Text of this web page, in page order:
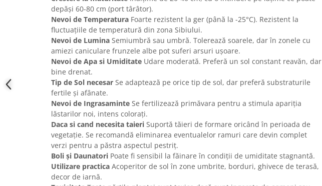
depăși 60-80 cm (port târâtor).
Nevoi de Temperatura Foarte rezistent la ger (până la -25°C). Rezistent la
fluctuațiile de temperatură din zona Sibiului.
Nevoi de Lumina Semiumbră sau umbră. Tolerează soarele, dar în zonele cu
amiezi caniculare frunzele albe pot suferi arsuri ușoare.
Nevoi de Apa si Umiditate Udare moderată. Preferă un sol constant reavăn, dar
bine drenat.
Tip de Sol necesar Se adaptează pe orice tip de sol, dar preferă substraturile
fertile și afânate.
Nevoi de Ingrasaminte Se fertilizează primăvara pentru a stimula apariția
lăstarilor noi, intens colorați.
Daca si cand necesita taieri Suportă tăieri de formare oricând în perioada de
vegetație. Se recomandă eliminarea eventualelor ramuri care devin complet
verzi pentru a păstra aspectul pestriț.
Boli și Daunatori Poate fi sensibil la făinare în condiții de umiditate stagnantă.
Utilizare practica Acoperitor de sol în zone umbrite, borduri, ghivece de terasă,
decor de iarnă.